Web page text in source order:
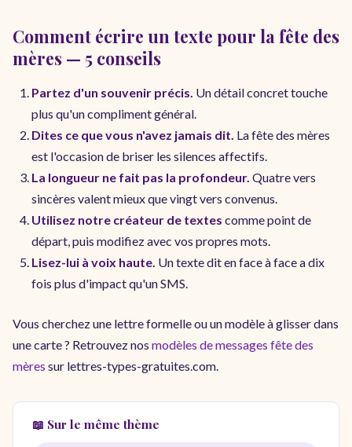
Comment écrire un texte pour la fête des
mères — 5 conseils
Partez d'un souvenir précis. Un détail concret touche
plus qu'un compliment général.
Dites ce que vous n'avez jamais dit. La fête des mères
est l'occasion de briser les silences affectifs.
La longueur ne fait pas la profondeur. Quatre vers
sincères valent mieux que vingt vers convenus.
Utilisez notre créateur de textes comme point de
départ, puis modifiez avec vos propres mots.
Lisez-lui à voix haute. Un texte dit en face à face a dix
fois plus d'impact qu'un SMS.
Vous cherchez une lettre formelle ou un modèle à glisser dans
une carte ? Retrouvez nos modèles de messages fête des
mères sur lettres-types-gratuites.com.
📖 Sur le même thème